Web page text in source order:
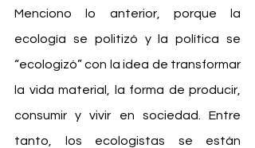
Menciono lo anterior, porque la
ecología se politizó y la política se
“ecologizó” con la idea de transformar
la vida material, la forma de producir,
consumir y vivir en sociedad. Entre
tanto, los ecologistas se están